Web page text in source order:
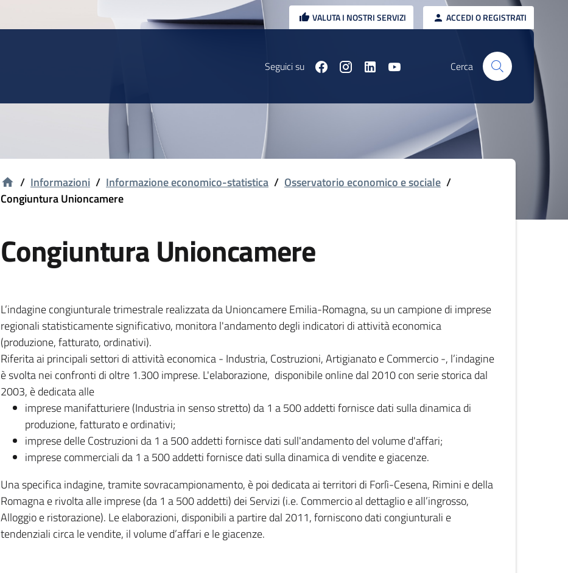
VALUTA I NOSTRI SERVIZI ACCEDI O REGISTRATI
Seguici su Cerca
/ Informazioni / Informazione economico-statistica / Osservatorio economico e sociale /
Congiuntura Unioncamere
Congiuntura Unioncamere
L’indagine congiunturale trimestrale realizzata da Unioncamere Emilia-Romagna, su un campione di imprese
regionali statisticamente significativo, monitora l'andamento degli indicatori di attività economica
(produzione, fatturato, ordinativi).
Riferita ai principali settori di attività economica - Industria, Costruzioni, Artigianato e Commercio -, l’indagine
è svolta nei confronti di oltre 1.300 imprese. L'elaborazione, disponibile online dal 2010 con serie storica dal
2003, è dedicata alle
imprese manifatturiere (Industria in senso stretto) da 1 a 500 addetti fornisce dati sulla dinamica di
produzione, fatturato e ordinativi;
imprese delle Costruzioni da 1 a 500 addetti fornisce dati sull'andamento del volume d'affari;
imprese commerciali da 1 a 500 addetti fornisce dati sulla dinamica di vendite e giacenze.
Una specifica indagine, tramite sovracampionamento, è poi dedicata ai territori di Forlì-Cesena, Rimini e della
Romagna e rivolta alle imprese (da 1 a 500 addetti) dei Servizi (i.e. Commercio al dettaglio e all’ingrosso,
Alloggio e ristorazione). Le elaborazioni, disponibili a partire dal 2011, forniscono dati congiunturali e
tendenziali circa le vendite, il volume d’affari e le giacenze.